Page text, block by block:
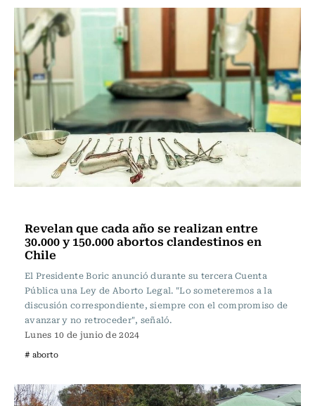
Revelan que cada año se realizan entre
30.000 y 150.000 abortos clandestinos en
Chile
El Presidente Boric anunció durante su tercera Cuenta
Pública una Ley de Aborto Legal. "Lo someteremos a la
discusión correspondiente, siempre con el compromiso de
avanzar y no retroceder", señaló.
Lunes 10 de junio de 2024
# aborto